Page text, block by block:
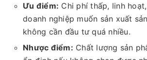
Ưu điểm: Chi phí thấp, linh
doanh nghiệp muốn sản xuất
không cần đầu tư quá nhiều.
Nhược điểm: Chất lượng sản